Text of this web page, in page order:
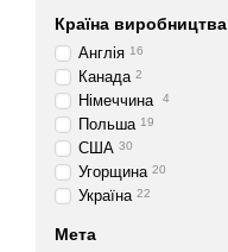
Країна виробництва
Англія 16
Канада 2
Німеччина 4
Польша 19
США 30
Угорщина 20
Україна 22
Мета